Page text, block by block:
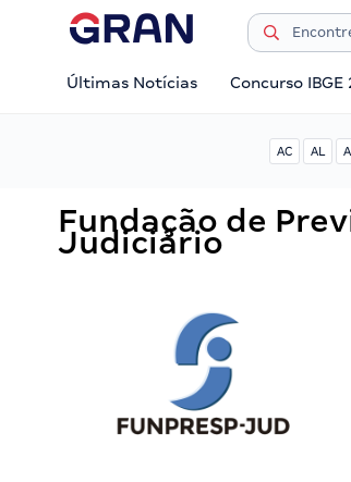
Últimas Notícias Concurso IBGE
AC AL
Fundação de
Judiciário